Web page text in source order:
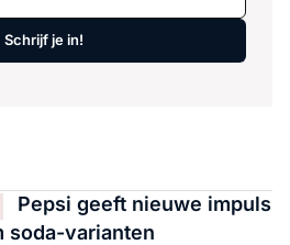
Schrijf je in!
Pepsi geeft nieuwe impuls
soda-varianten